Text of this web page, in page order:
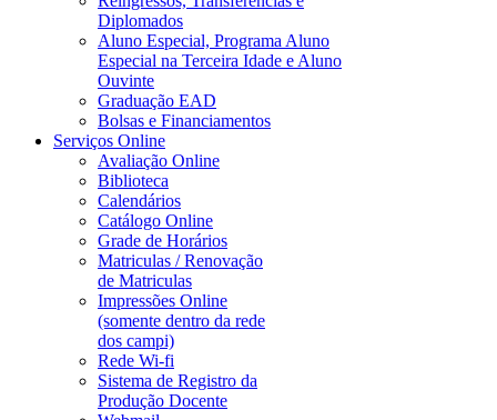
Diplomados
Aluno Especial, Programa Aluno
Especial na Terceira Idade e Aluno
Ouvinte
Graduação EAD
Bolsas e Financiamentos
Serviços Online
Avaliação Online
Biblioteca
Calendários
Catálogo Online
Grade de Horários
Matriculas / Renovação
de Matriculas
Impressões Online
(somente dentro da rede
dos campi)
Rede Wi-fi
Sistema de Registro da
Produção Docente